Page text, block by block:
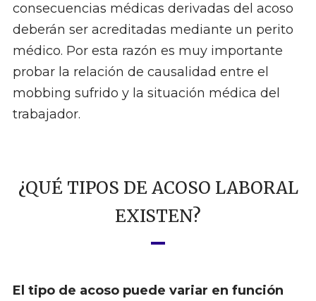
consecuencias médicas derivadas del acoso
deberán ser acreditadas mediante un perito
médico. Por esta razón es muy importante
probar la relación de causalidad entre el
mobbing sufrido y la situación médica del
trabajador.
¿QUÉ TIPOS DE ACOSO LABORAL
EXISTEN?
El tipo de acoso puede variar en función